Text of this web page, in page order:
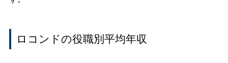
ロコンドの役職別平均年収